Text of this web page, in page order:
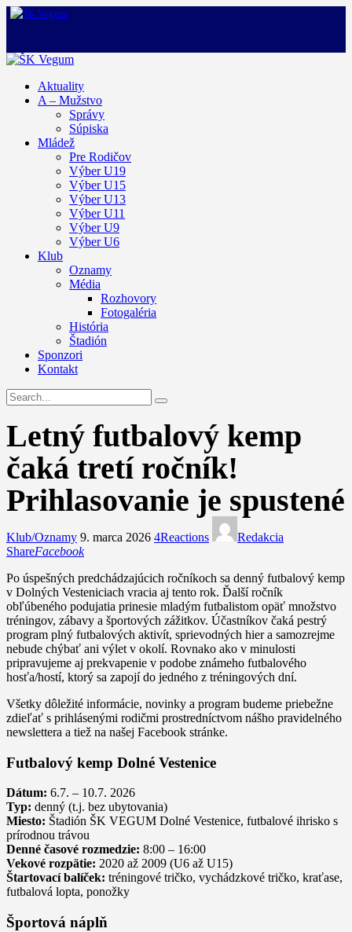
Aktuality
A – Mužstvo
Správy
Súpiska
Mládež
Pre Rodičov
Výber U19
Výber U15
Výber U13
Výber U11
Výber U9
Výber U6
Klub
Oznamy
Média
Rozhovory
Fotogaléria
História
Štadión
Sponzori
Kontakt
Letný futbalový kemp
čaká tretí ročník!
Prihlasovanie je spustené
Klub/Oznamy 9. marca 2026 4Reactions
Redakcia
ShareFacebook
Po úspešných predchádzajúcich ročníkoch sa denný futbalový kemp
v Dolných Vesteniciach vracia aj tento rok. Ďalší ročník
obľúbeného podujatia prinesie mladým futbalistom opäť množstvo
tréningov, zábavy a športových zážitkov. Účastníkov čaká pestrý
program plný futbalových aktivít, sprievodných hier a samozrejme
nebude chýbať ani výlet v okolí. Rovnako ako v minulosti
pripravujeme aj prekvapenie v podobe známeho futbalového
hosťa/hostí, ktorý sa zapojí do jedného z tréningových dní.
Všetky dôležité informácie, novinky a program budeme priebežne
zdieľať s prihlásenými rodičmi prostredníctvom nášho pravidelného
newslettera a tiež na našej Facebook stránke.
Futbalový kemp Dolné Vestenice
Dátum: 6.7. – 10.7. 2026
Typ: denný (t.j. bez ubytovania)
Miesto: Štadión ŠK VEGUM Dolné Vestenice, futbalové ihrisko s
prírodnou trávou
Denné časové rozmedzie: 8:00 – 16:00
Vekové rozpätie: 2020 až 2009 (U6 až U15)
Štartovací balíček: tréningové tričko, vychádzkové tričko, kraťase,
futbalová lopta, ponožky
Športová náplň